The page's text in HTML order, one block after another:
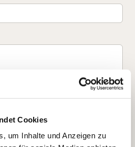
Cookies
um Inhalte und Anzeigen zu
meine personenbezogenen Daten
Durchführung der Kontaktanfrage